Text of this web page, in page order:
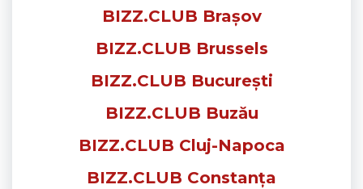
BIZZ.CLUB Brașov
BIZZ.CLUB Brussels
BIZZ.CLUB București
BIZZ.CLUB Buzău
BIZZ.CLUB Cluj-Napoca
BIZZ.CLUB Constanța